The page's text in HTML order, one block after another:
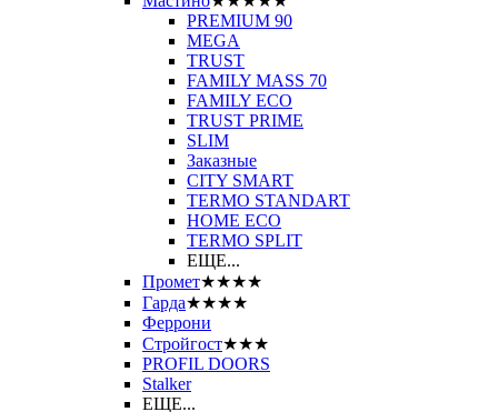
PREMIUM 90
MEGA
TRUST
FAMILY MASS 70
FAMILY ECO
TRUST PRIME
SLIM
Заказные
CITY SMART
TERMO STANDART
HOME ECO
ТЕRМО SPLIT
ЕЩЕ...
Промет★★★★
Гарда★★★★
Феррони
Стройгост★★★
PROFIL DOORS
Stalker
ЕЩЕ...